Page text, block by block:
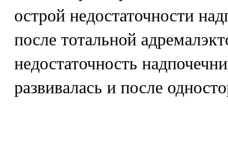
острой недостаточности
после тотальной
недостаточность
развивалась и после